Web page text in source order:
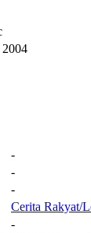
2004
-
-
-
Cerita Rakyat/
-